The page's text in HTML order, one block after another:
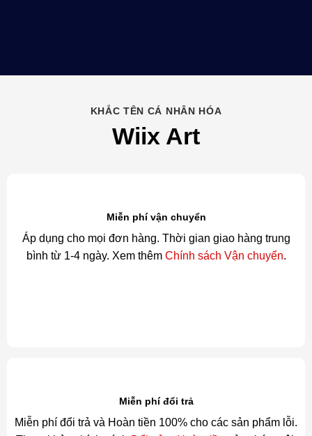
KHẮC TÊN CÁ NHÂN HÓA
Wiix Art
Miễn phí vận chuyển
Áp dụng cho mọi đơn hàng. Thời gian giao hàng trung
bình từ 1-4 ngày. Xem thêm Chính sách Vận chuyển.
Miễn phí đổi trả
Miễn phí đổi trả và Hoàn tiền 100% cho các sản phẩm lỗi.